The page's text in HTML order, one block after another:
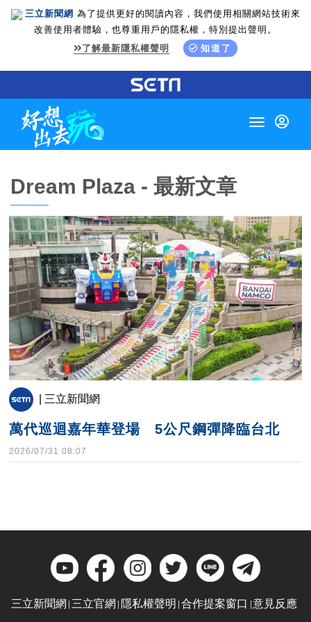
三立新聞網 為了提供更好的閱讀內容，我們使用相關網站技術來
改善使用者體驗，也尊重用戶的隱私權，特別提出聲明。
了解最新隱私權聲明
知道了
Toggle
Dream Plaza - 最新文章
| 三立新聞網
萬代巡迴嘉年華登場 5公尺鋼彈降臨台北
2026/07/31 08:07
三立新聞網 三立官網 隱私權聲明 合作提案窗口 意見反應